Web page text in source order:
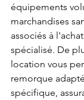
équipements
marchandises
associés à
spécialisé. De
location vous
remorque
spécifique,